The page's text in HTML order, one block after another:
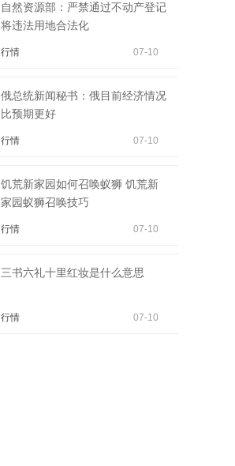
自然资源部：严禁通过不动产登记
将违法用地合法化
行情 07-10
俄总统新闻秘书：俄目前经济情况
比预期更好
行情 07-10
饥荒新家园如何召唤蚁狮 饥荒新
家园蚁狮召唤技巧
行情 07-10
三书六礼十里红妆是什么意思
行情 07-10